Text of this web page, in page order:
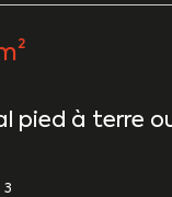
pied à terre